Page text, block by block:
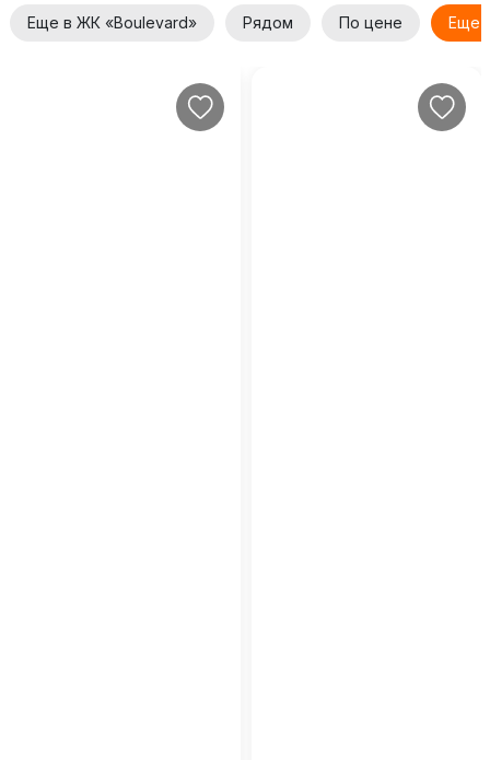
Еще в ЖК «Boulevard» Рядом По цене Еще